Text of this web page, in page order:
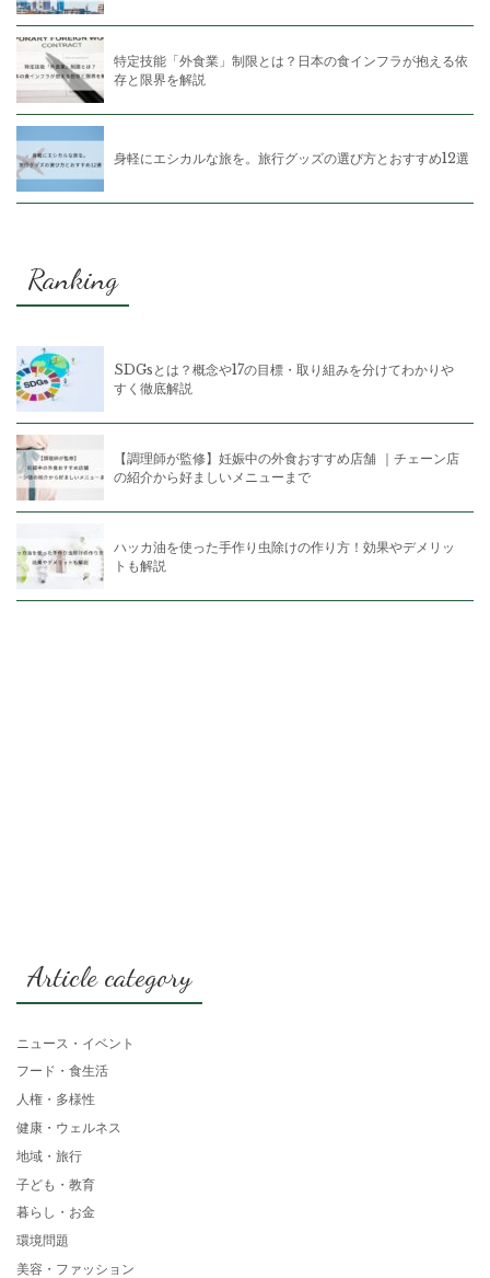
特定技能「外食業」制限とは？日本の食インフラが抱える依
存と限界を解説
身軽にエシカルな旅を。旅行グッズの選び方とおすすめ12選
Ranking
SDGsとは？概念や17の目標・取り組みを分けてわかりや
すく徹底解説
【調理師が監修】妊娠中の外食おすすめ店舗 ｜チェーン店
の紹介から好ましいメニューまで
ハッカ油を使った手作り虫除けの作り方！効果やデメリッ
トも解説
Article category
ニュース・イベント
フード・食生活
人権・多様性
健康・ウェルネス
地域・旅行
子ども・教育
暮らし・お金
環境問題
美容・ファッション